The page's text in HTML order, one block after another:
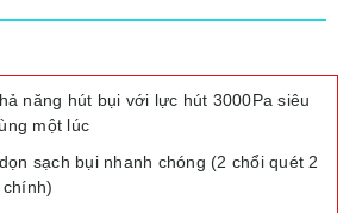
năng hút bụi với lực hút 3000Pa siêu
một lúc
sạch bụi nhanh chóng (2 chổi quét 2